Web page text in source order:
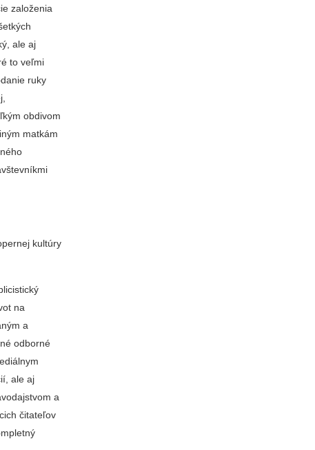
založenia
ale aj
to veľmi
ruky
obdivom
matkám
kultúry
na
a
odborné
ale aj
a
čitateľov